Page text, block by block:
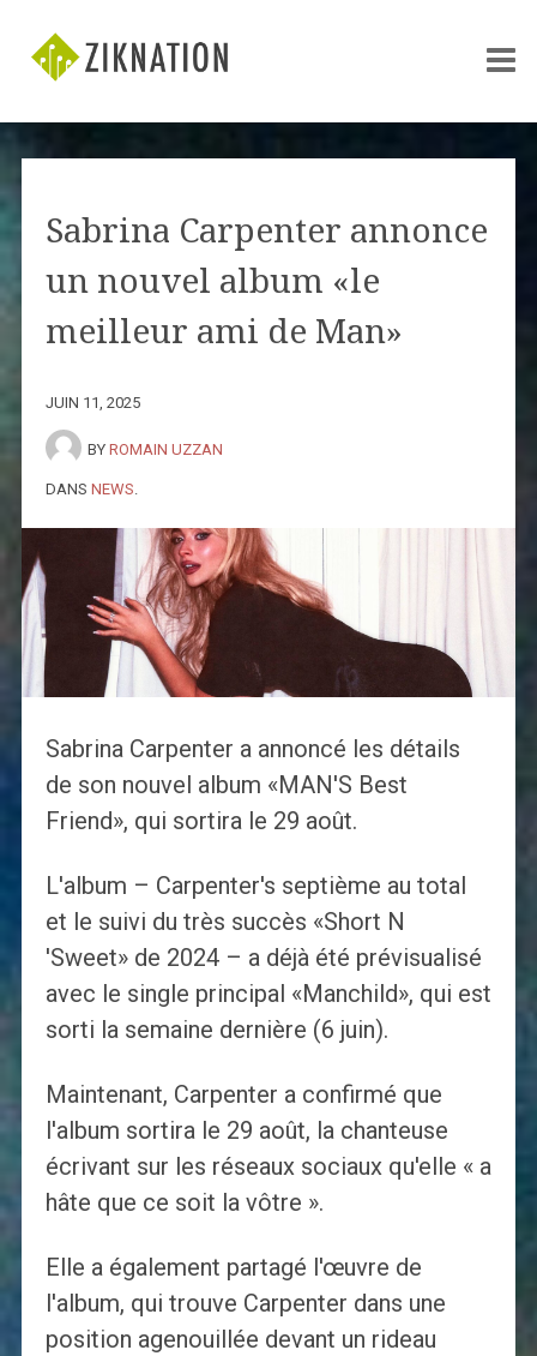
Sabrina Carpenter annonce
un nouvel album «le
meilleur ami de Man»
JUIN 11, 2025
BY ROMAIN UZZAN
DANS NEWS
Sabrina Carpenter a annoncé les détails
de son nouvel album «MAN'S Best
Friend», qui sortira le 29 août.
L'album – Carpenter's septième au total
et le suivi du très succès «Short N
'Sweet» de 2024 – a déjà été prévisualisé
avec le single principal «Manchild», qui est
sorti la semaine dernière (6 juin).
Maintenant, Carpenter a confirmé que
l'album sortira le 29 août, la chanteuse
écrivant sur les réseaux sociaux qu'elle « a
hâte que ce soit la vôtre ».
Elle a également partagé l'œuvre de
l'album, qui trouve Carpenter dans une
position agenouillée devant un rideau